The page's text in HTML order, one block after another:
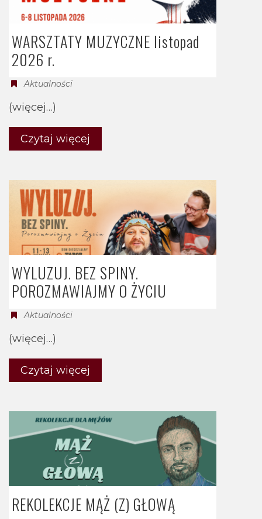
WARSZTATY MUZYCZNE listopad
2026 r.
Aktualności
(więcej…)
Czytaj więcej
WYLUZUJ. BEZ SPINY.
POROZMAWIAJMY O ŻYCIU
Aktualności
(więcej…)
Czytaj więcej
REKOLEKCJE MĄŻ (Z) GŁOWĄ